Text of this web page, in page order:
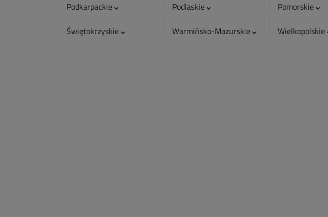
Podkarpackie
Podlaskie Pomorskie
Świętokrzyskie
Warmińsko-Mazurskie Wielkopolskie